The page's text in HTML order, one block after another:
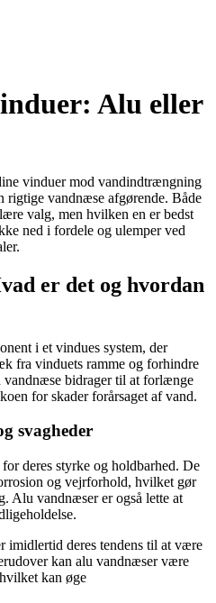
Alu eller
vinduer mod vandindtrængning
rigtige vandnæse afgørende. Både
valg, men hvilken en er bedst
ned i fordele og ulemper ved
er det og hvordan
i et vindues system, der
fra vinduets ramme og forhindre
bidrager til at forlænge
for skader forårsaget af vand.
svagheder
deres styrke og holdbarhed. De
og vejrforhold, hvilket gør
Alu vandnæser er også lette at
imidlertid deres tendens til at være
kan alu vandnæser være
kan øge